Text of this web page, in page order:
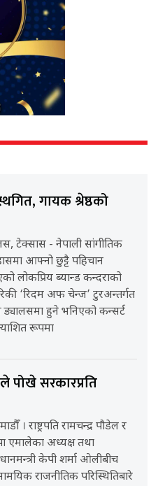
गायक श्रेष्ठको
टेक्सास - नेपाली सांगीतिक
आफ्नो छुट्टै पहिचान
लोकप्रिय ब्यान्ड कन्दराको
‘रिदम अफ चेन्ज’ टुरअन्तर्गत
हुने भनिएको कन्सर्ट
रूपमा
पोखे सरकारप्रति
। राष्ट्रपति रामचन्द्र पौडेल र
एमालेका अध्यक्ष तथा
केपी शर्मा ओलीबीच
राजनीतिक परिस्थितिबारे